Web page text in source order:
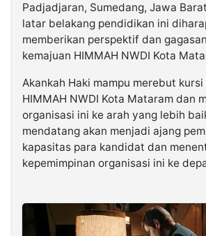
Padjadjaran, Sumedang, Jawa
latar belakang pendidikan ini
memberikan perspektif dan
kemajuan HIMMAH NWDI Kota
Akankah Haki mampu merebut kursi
HIMMAH NWDI Kota Mataram dan
organisasi ini ke arah yang lebih
mendatang akan menjadi ajang
kapasitas para kandidat dan
kepemimpinan organisasi ini ke